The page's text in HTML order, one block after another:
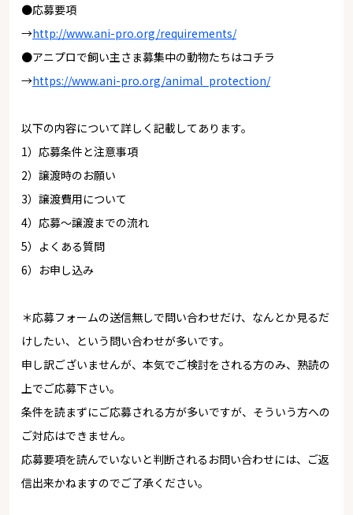
●応募要項
→http://www.ani-pro.org/requirements/
●アニプロで飼い主さま募集中の動物たちはコチラ
→https://www.ani-pro.org/animal_protection/
以下の内容について詳しく記載してあります。
1）応募条件と注意事項
2）譲渡時のお願い
3）譲渡費用について
4）応募～譲渡までの流れ
5）よくある質問
6）お申し込み
＊応募フォームの送信無しで問い合わせだけ、なんとか見るだ
けしたい、という問い合わせが多いです。
申し訳ございませんが、本気でご検討をされる方のみ、熟読の
上でご応募下さい。
条件を読まずにご応募される方が多いですが、そういう方への
ご対応はできません。
応募要項を読んでいないと判断されるお問い合わせには、ご返
信出来かねますのでご了承ください。